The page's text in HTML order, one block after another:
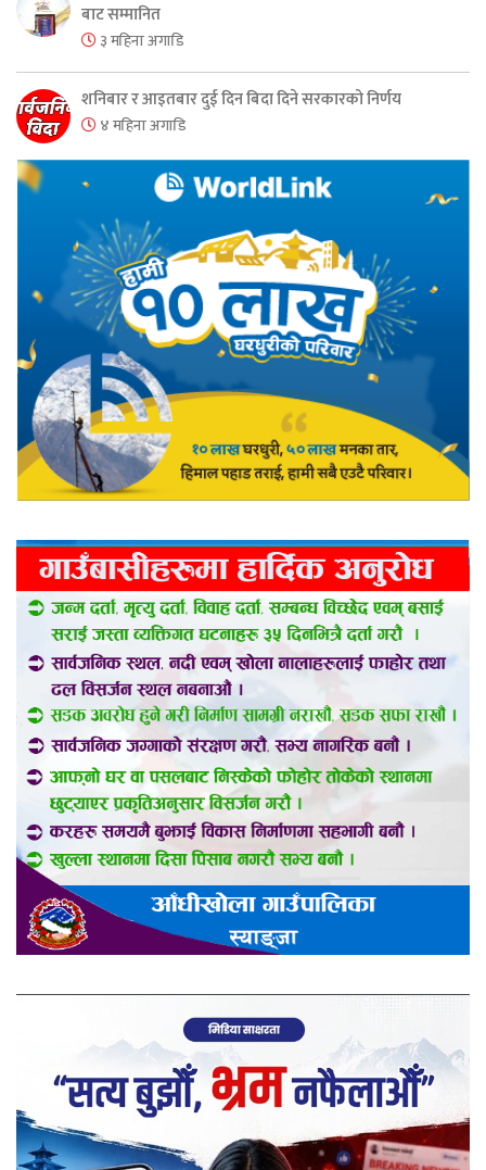
बाट सम्मानित
३ महिना अगाडि
शनिबार र आइतबार दुई दिन बिदा दिने सरकारको निर्णय
४ महिना अगाडि